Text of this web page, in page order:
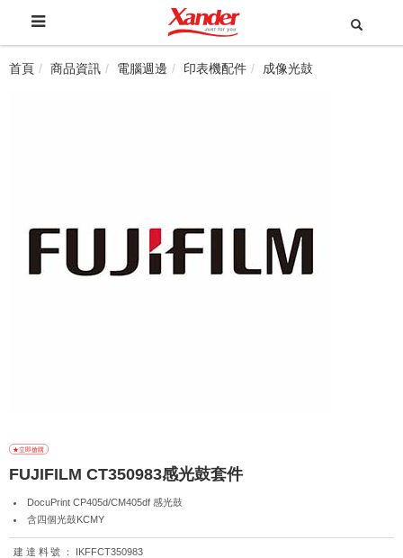
首頁 商品資訊 電腦週邊 印表機配件 成像光鼓
FUJIFILM CT350983感光鼓套件
DocuPrint CP405d/CM405df 感光鼓
含四個光鼓KCMY
建達料號：
IKFFCT350983